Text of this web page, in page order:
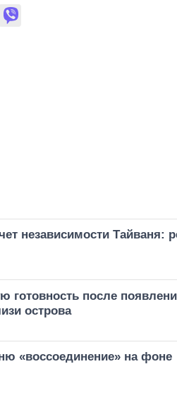
независимости Тайваня:
готовность после
острова
«воссоединение» на фоне